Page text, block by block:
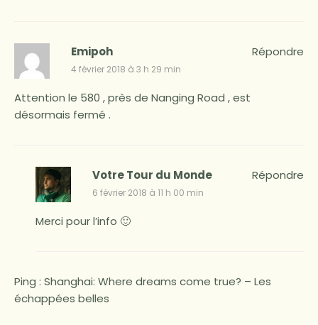
Emipoh
4 février 2018 à 3 h 29 min
Attention le 580 , près de Nanging Road , est
désormais fermé .
Répondre
Votre Tour du Monde
6 février 2018 à 11 h 00 min
Merci pour l’info 🙂
Répondre
Ping : Shanghai: Where dreams come true? – Les
échappées belles